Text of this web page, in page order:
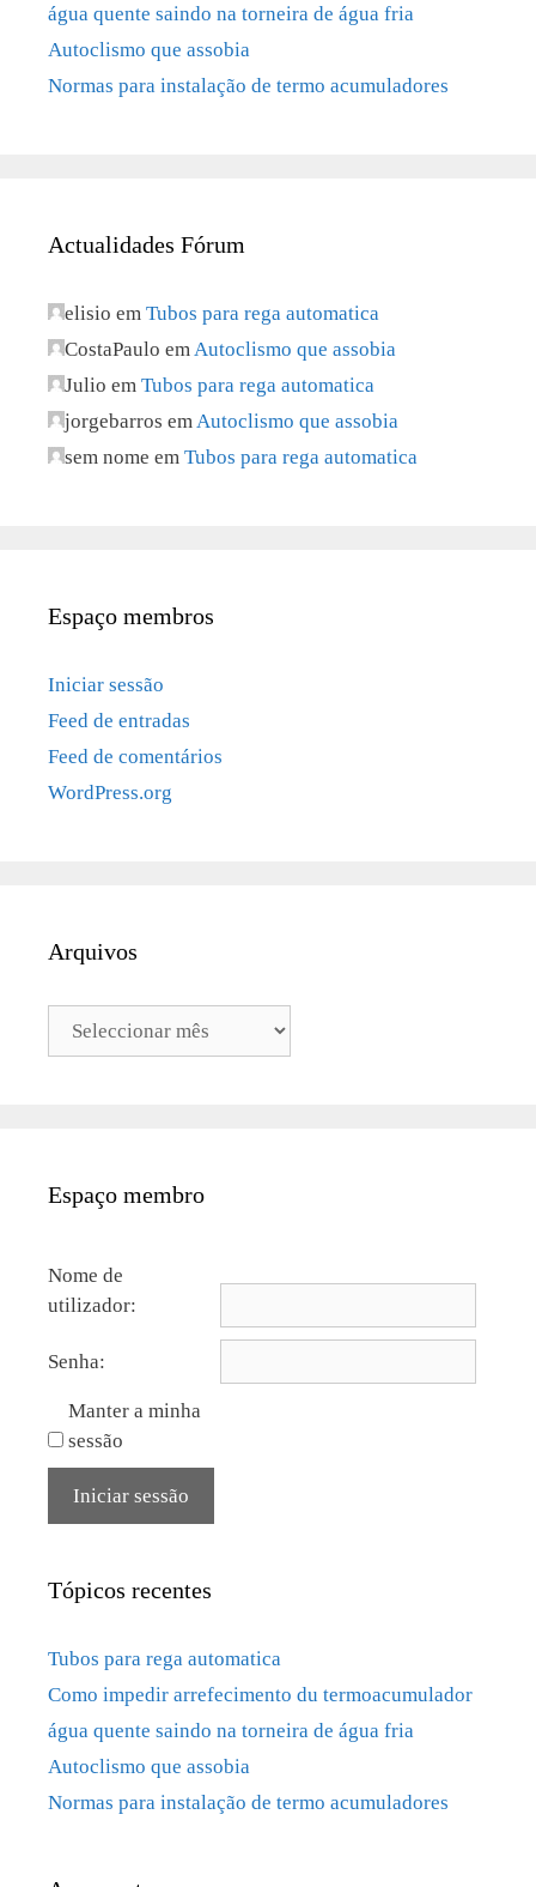
água quente saindo na torneira de água fria
Autoclismo que assobia
Normas para instalação de termo acumuladores
Actualidades Fórum
elisio em Tubos para rega automatica
CostaPaulo emAutoclismo que assobia
Julio em Tubos para rega automatica
jorgebarros emAutoclismo que assobia
sem nome em Tubos para rega automatica
Espaço membros
Iniciar sessão
Feed de entradas
Feed de comentários
WordPress.org
Arquivos
Arquivos
Espaço membro
Nome de
utilizador:
Senha:
Manter a minha
sessão
Iniciar sessão
Tópicos recentes
Tubos para rega automatica
Como impedir arrefecimento du termoacumulador
água quente saindo na torneira de água fria
Autoclismo que assobia
Normas para instalação de termo acumuladores